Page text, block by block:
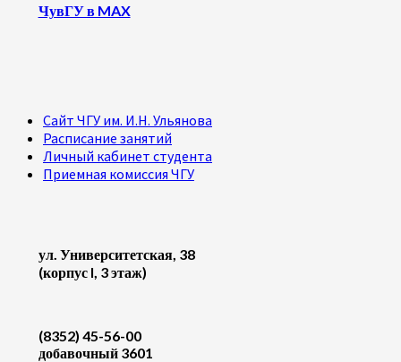
ЧувГУ в MAX
Сайт ЧГУ им. И.Н. Ульянова
Расписание занятий
Личный кабинет студента
Приемная комиссия ЧГУ
ул. Университетская, 38
(корпус I, 3 этаж)
(8352) 45-56-00
добавочный 3601